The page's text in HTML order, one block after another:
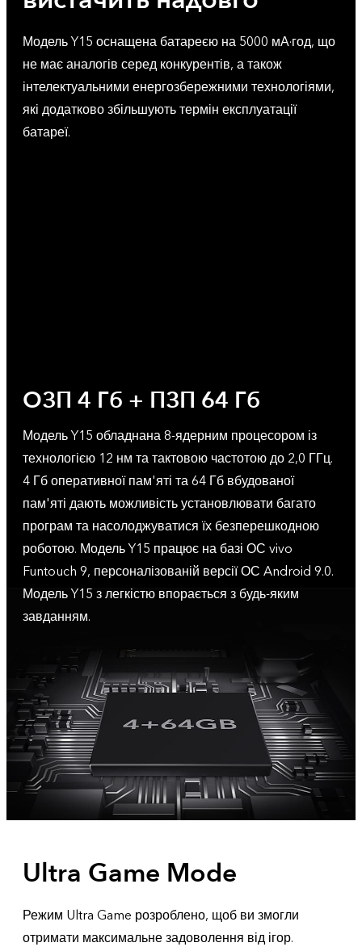
Модель Y15 оснащена батареєю на 5000 мА·год, що
не має аналогів серед конкурентів, а також
інтелектуальними енергозбережними технологіями,
які додатково збільшують термін експлуатації
батареї.
ОЗП 4 Гб + ПЗП 64 Гб
Модель Y15 обладнана 8-ядерним процесором із
технологією 12 нм та тактовою частотою до 2,0 ГГц.
4 Гб оперативної пам'яті та 64 Гб вбудованої
пам'яті дають можливість установлювати багато
програм та насолоджуватися їх безперешкодною
роботою. Модель Y15 працює на базі ОС vivo
Funtouch 9, персоналізованій версії ОС Android 9.0.
Модель Y15 з легкістю впорається з будь-яким
завданням.
Ultra Game Mode
Режим Ultra Game розроблено, щоб ви змогли
отримати максимальне задоволення від ігор.